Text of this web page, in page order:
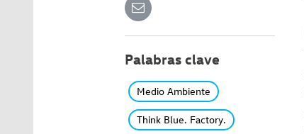
Palabras clave
Medio Ambiente
Think Blue. Factory.